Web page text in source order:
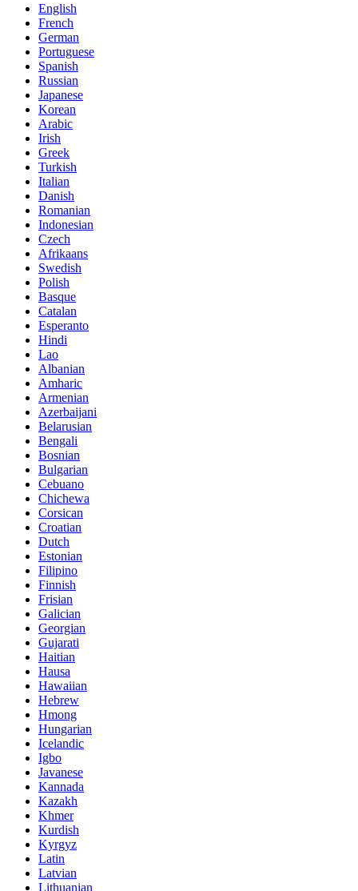
English
French
German
Portuguese
Spanish
Russian
Japanese
Korean
Arabic
Irish
Greek
Turkish
Italian
Danish
Romanian
Indonesian
Czech
Afrikaans
Swedish
Polish
Basque
Catalan
Esperanto
Hindi
Lao
Albanian
Amharic
Armenian
Azerbaijani
Belarusian
Bengali
Bosnian
Bulgarian
Cebuano
Chichewa
Corsican
Croatian
Dutch
Estonian
Filipino
Finnish
Frisian
Galician
Georgian
Gujarati
Haitian
Hausa
Hawaiian
Hebrew
Hmong
Hungarian
Icelandic
Igbo
Javanese
Kannada
Kazakh
Khmer
Kurdish
Kyrgyz
Latin
Latvian
Lithuanian